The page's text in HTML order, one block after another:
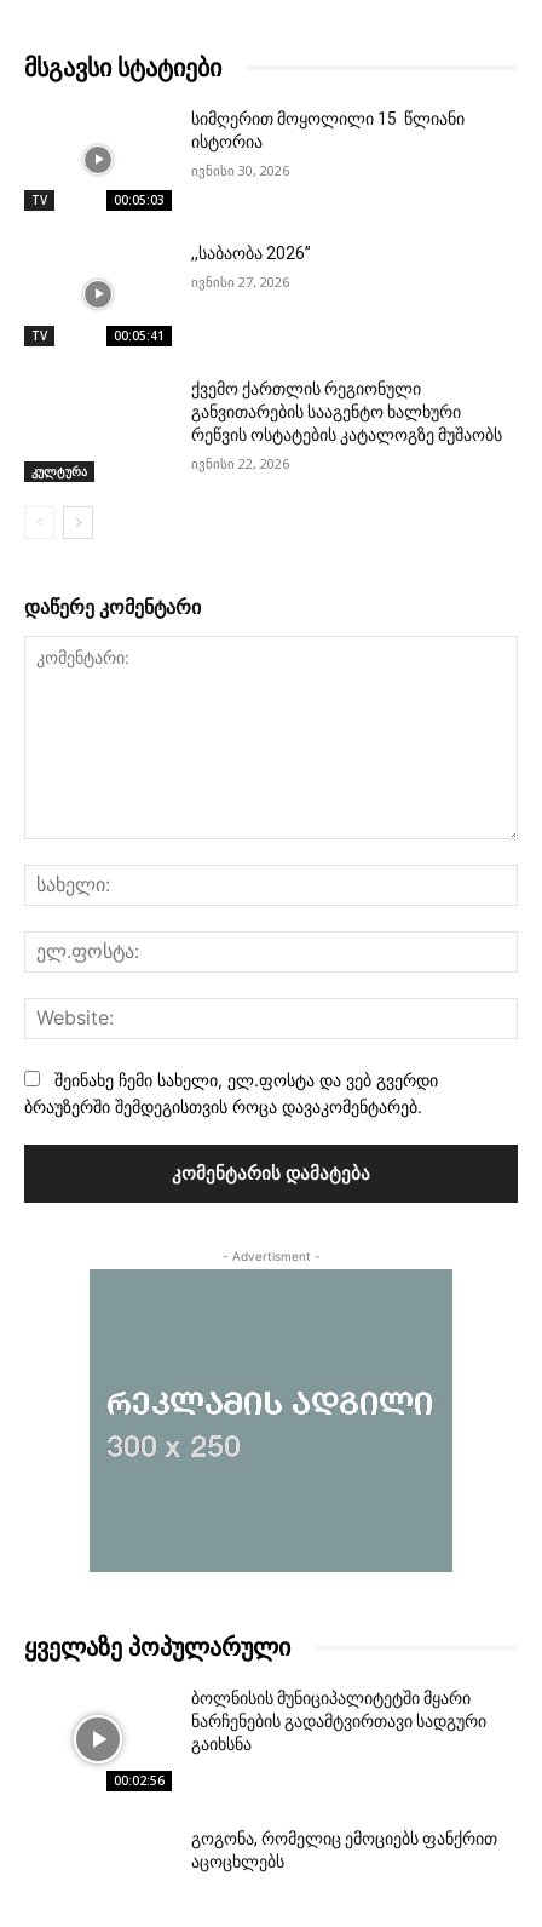
მსგავსი სტატიები
TV 00:05:03
სიმღერით მოყოლილი 15 წლიანი
ისტორია
ივნისი 30, 2026
TV 00:05:41
,,საბაობა 2026”
ივნისი 27, 2026
კულტურა
ქვემო ქართლის რეგიონული
განვითარების სააგენტო ხალხური
რეწვის ოსტატების კატალოგზე მუშაობს
ივნისი 22, 2026
დაწერე კომენტარი
შეინახე ჩემი სახელი, ელ.ფოსტა და ვებ გვერდი
ბრაუზერში შემდეგისთვის როცა დავაკომენტარებ.
- Advertisment -
ᲧᲕᲔᲚᲐᲖᲔ ᲞᲝᲞᲣᲚᲐᲠᲣᲚᲘ
00:02:56
ბოლნისის მუნიციპალიტეტში მყარი
ნარჩენების გადამტვირთავი სადგური
გაიხსნა
გოგონა, რომელიც ემოციებს ფანქრით
აცოცხლებს